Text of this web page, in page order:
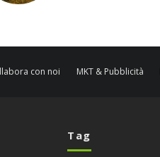
con noi MKT & Pubblicità
Tag